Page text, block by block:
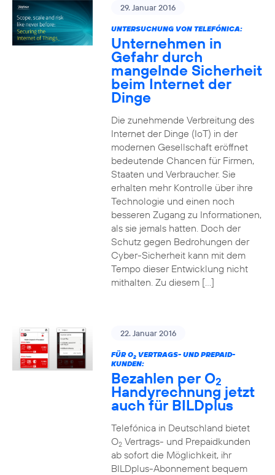
29. Januar 2016
UNTERSUCHUNG VON TELEFÓNICA:
Unternehmen in
Gefahr durch
mangelnde Sicherheit
beim Internet der
Dinge
Die zunehmende Verbreitung des
Internet der Dinge (IoT) in der
modernen Gesellschaft eröffnet
bedeutende Chancen für Firmen,
Staaten und Verbraucher. Sie
erhalten mehr Kontrolle über ihre
Technologie und einen noch
besseren Zugang zu Informationen,
als sie jemals hatten. Doch der
Schutz gegen Bedrohungen der
Cyber-Sicherheit kann mit dem
Tempo dieser Entwicklung nicht
mithalten. Zu diesem […]
22. Januar 2016
FÜR O2VERTRAGS- UND PREPAID-
KUNDEN:
Bezahlen per O2
Handyrechnung jetzt
auch für BILDplus
Telefónica in Deutschland bietet
O2Vertrags- und Prepaidkunden
ab sofort die Möglichkeit, ihr
BILDplus-Abonnement bequem